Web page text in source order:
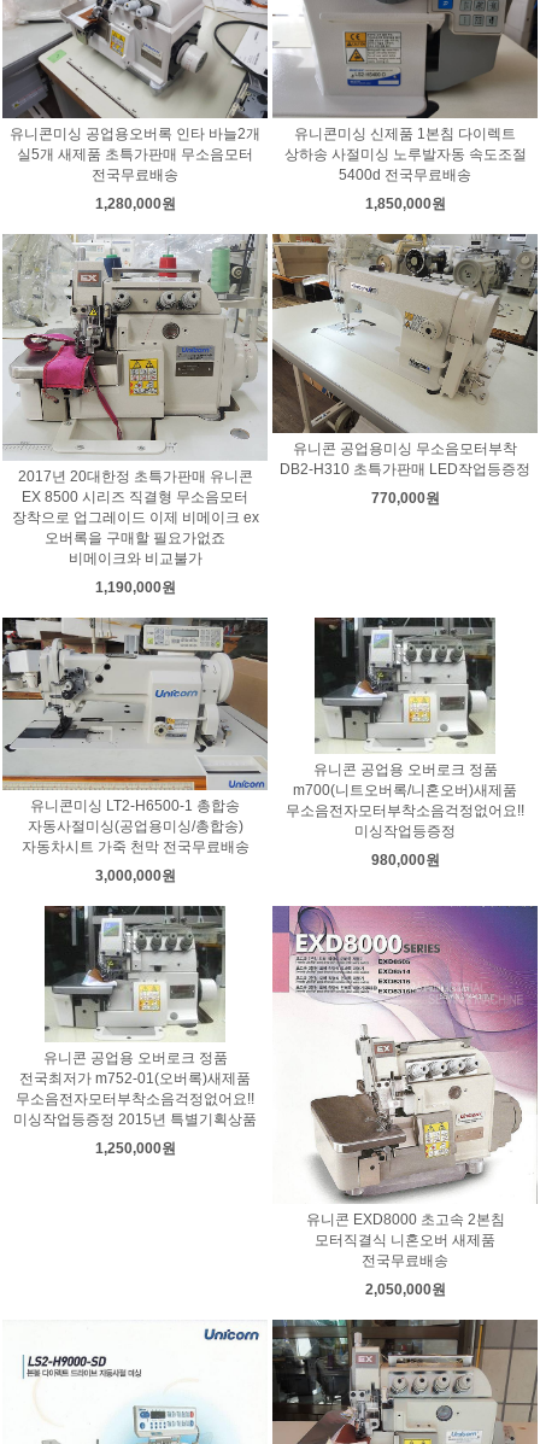
유니콘미싱 공업용오버록 인타 바늘2개
실5개 새제품 초특가판매 무소음모터
전국무료배송
1,280,000원
유니콘미싱 신제품 1본침 다이렉트
상하송 사절미싱 노루발자동 속도조절
5400d 전국무료배송
1,850,000원
2017년 20대한정 초특가판매 유니콘
EX 8500 시리즈 직결형 무소음모터
장착으로 업그레이드 이제 비메이크 ex
오버록을 구매할 필요가없죠
비메이크와 비교불가
1,190,000원
유니콘 공업용미싱 무소음모터부착
DB2-H310 초특가판매 LED작업등증정
770,000원
유니콘미싱 LT2-H6500-1 총합송
자동사절미싱(공업용미싱/총합송)
자동차시트 가죽 천막 전국무료배송
3,000,000원
유니콘 공업용 오버로크 정품
m700(니트오버록/니혼오버)새제품
무소음전자모터부착소음걱정없어요!!
미싱작업등증정
980,000원
유니콘 공업용 오버로크 정품
전국최저가 m752-01(오버록)새제품
무소음전자모터부착소음걱정없어요!!
미싱작업등증정 2015년 특별기획상품
1,250,000원
유니콘 EXD8000 초고속 2본침
모터직결식 니혼오버 새제품
전국무료배송
2,050,000원